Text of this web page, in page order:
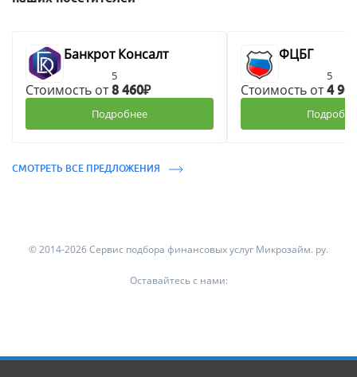
Банкрот Консалт
5
Стоимость от8 460₽
Подробнее
ФЦБГ
5
Стоимость от4
СМОТРЕТЬ ВСЕ ПРЕДЛОЖЕНИЯ
© 2014-2026 Сервис подбора финансовых услуг Микрозайм. ру.
Оставайтесь с нами: